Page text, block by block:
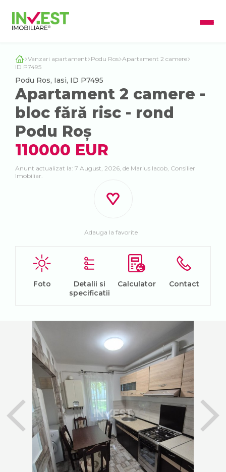
Vanzari apartament Podu Ros Apartament 2 camere
ID P7495
Podu Ros, Iasi, ID P7495
Apartament 2 camere -
bloc fără risc - rond
Podu Roș
110000 EUR
Anunt actualizat la: 7 August, 2026, de Marius Iacob, Consilier
Imobiliar.
Adauga la favorite
Foto
Detalii si
specificatii
Calculator Contact